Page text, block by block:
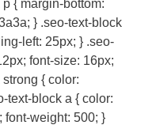
{ margin-bottom:
} .seo-text-block
left: 25px; } .seo-
font-size: 16px;
{ color:
text-block a { color:
font-weight: 500; }